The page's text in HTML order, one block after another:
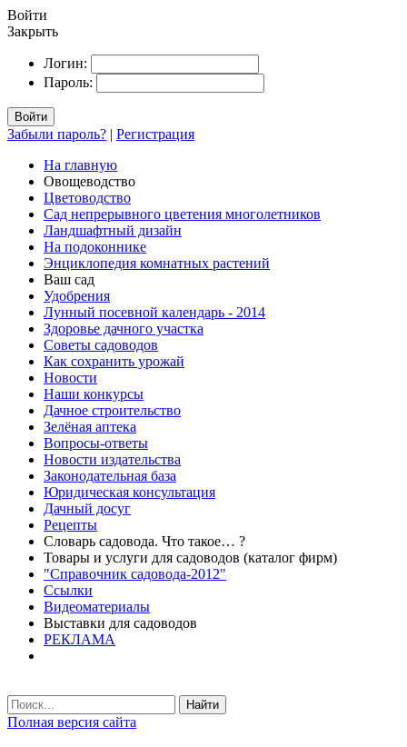
Войти
Закрыть
Логин:
Пароль:
Войти
Забыли пароль? | Регистрация
На главную
Овощеводство
Цветоводство
Сад непрерывного цветения многолетников
Ландшафтный дизайн
На подоконнике
Энциклопедия комнатных растений
Ваш сад
Удобрения
Лунный посевной календарь - 2014
Здоровье дачного участка
Советы садоводов
Как сохранить урожай
Новости
Наши конкурсы
Дачное строительство
Зелёная аптека
Вопросы-ответы
Новости издательства
Законодательная база
Юридическая консультация
Дачный досуг
Рецепты
Словарь садовода. Что такое… ?
Товары и услуги для садоводов (каталог фирм)
"Справочник садовода-2012"
Ссылки
Видеоматериалы
Выставки для садоводов
РЕКЛАМА
Найти
Полная версия сайта